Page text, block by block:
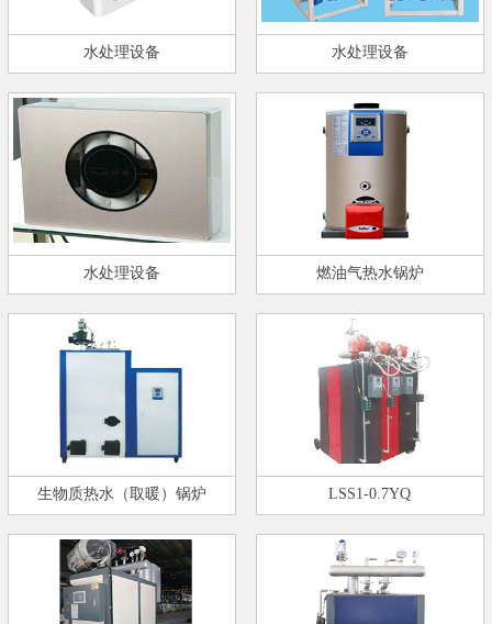
水处理设备 水处理设备
水处理设备 燃油气热水锅炉
生物质热水（取暖）锅炉 LSS1-0.7YQ